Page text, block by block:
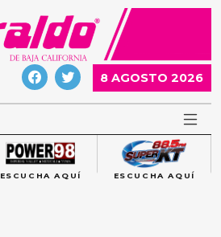
8 AGOSTO 2026
ESCUCHA AQUÍ ESCUCHA AQUÍ